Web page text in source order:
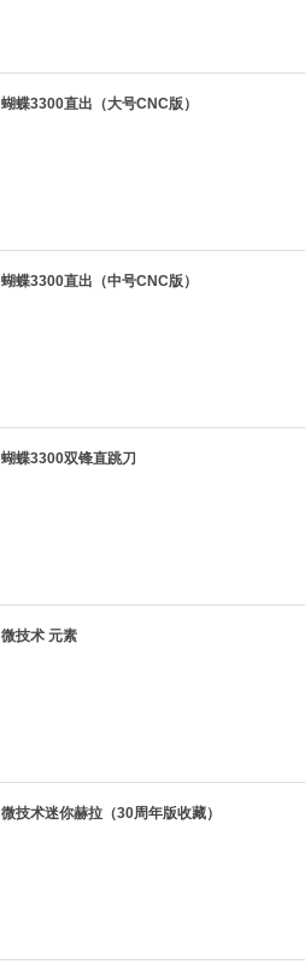
蝴蝶3300直出（大号CNC版）
蝴蝶3300直出（中号CNC版）
蝴蝶3300双锋直跳刀
微技术 元素
微技术迷你赫拉（30周年版收藏）